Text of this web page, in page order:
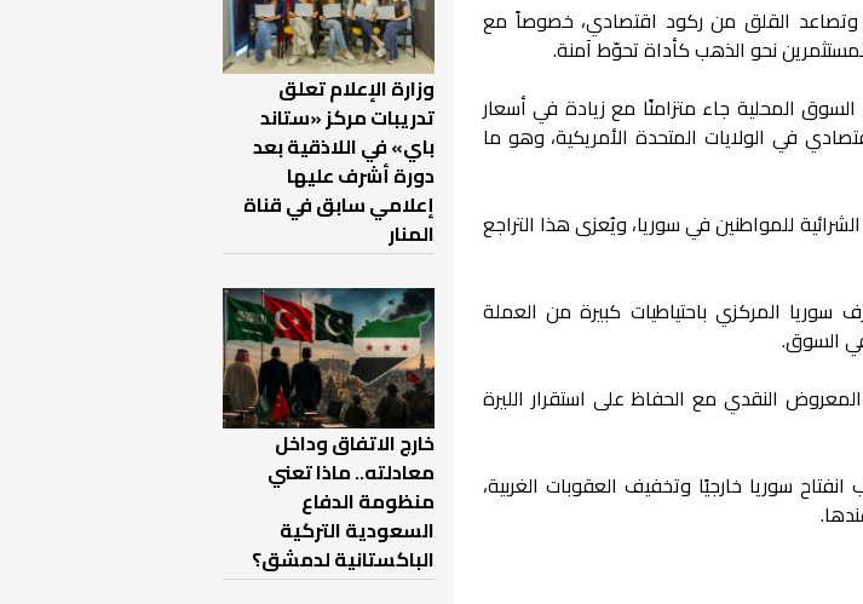
وتصاعد القلق من ركود اقتصادي، خصوصاً مع
المستثمرين نحو الذهب كأداة تحوّط آمنة.
المحلية جاء متزامنًا مع زيادة في أسعار
في الولايات المتحدة الأمريكية، وهو ما
للمواطنين في سوريا، ويُعزى هذا التراجع
المركزي باحتياطيات كبيرة من العملة
في السوق.
النقدي مع الحفاظ على استقرار الليرة
سوريا خارجيًا وتخفيف العقوبات الغربية،
وزارة الإعلام تعلق
تدريبات مركز «ستاند
باي» في اللاذقية بعد
دورة أشرف عليها
إعلامي سابق في قناة
المنار
خارج الاتفاق وداخل
معادلته.. ماذا تعني
منظومة الدفاع
السعودية التركية
الباكستانية لدمشق؟